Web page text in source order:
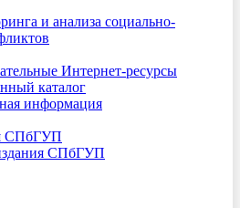
и анализа социально-
Интернет-ресурсы
каталог
информация
СПбГУП
СПбГУП